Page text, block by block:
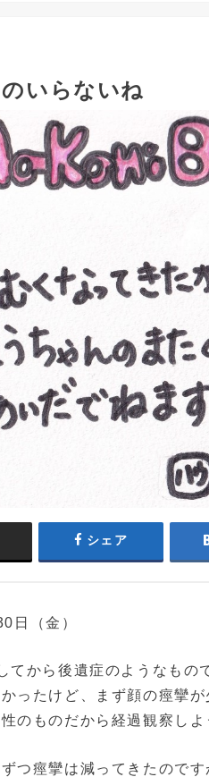
いらないね
シェア
日（金）
てから後遺症のようなもの
ったけど、まず顔の痙攣
のものだから経過観察し
つ痙攣は減ってきたので